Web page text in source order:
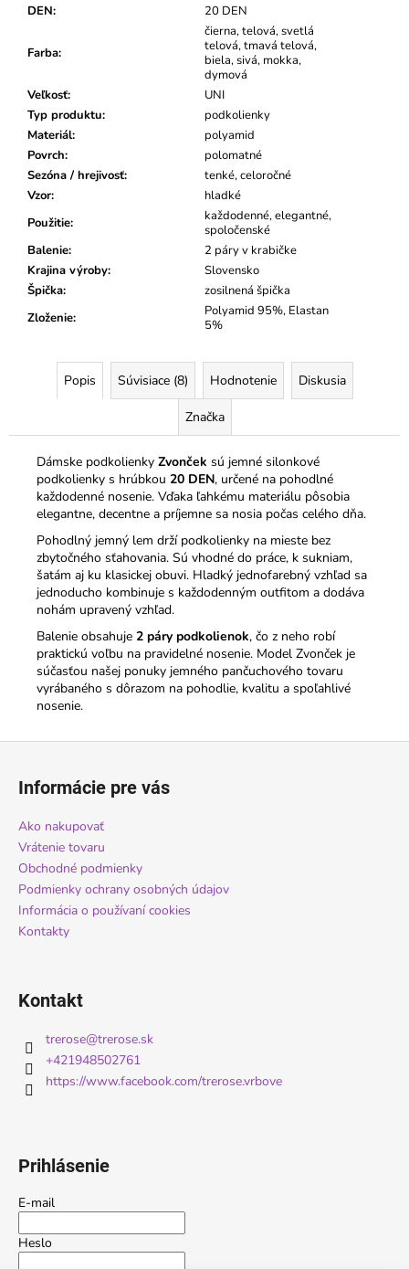
DEN: 20 DEN
Farba:
čierna, telová, svetlá
telová, tmavá telová,
biela, sivá, mokka,
dymová
Veľkosť:
UNI
Typ produktu:
podkolienky
Materiál:
polyamid
Povrch:
polomatné
Sezóna / hrejivosť:
tenké, celoročné
Vzor:
hladké
Použitie:
každodenné, elegantné,
spoločenské
Balenie:
2 páry v krabičke
Krajina výroby:
Slovensko
Špička:
zosilnená špička
Zloženie:
Polyamid 95%, Elastan
5%
Popis Súvisiace (8) Hodnotenie Diskusia
Značka
Dámske podkolienky Zvonček sú jemné silonkové
podkolienky s hrúbkou 20 DEN, určené na pohodlné
každodenné nosenie. Vďaka ľahkému materiálu pôsobia
elegantne, decentne a príjemne sa nosia počas celého dňa.
Pohodlný jemný lem drží podkolienky na mieste bez
zbytočného sťahovania. Sú vhodné do práce, k sukniam,
šatám aj ku klasickej obuvi. Hladký jednofarebný vzhľad sa
jednoducho kombinuje s každodenným outfitom a dodáva
nohám upravený vzhľad.
Balenie obsahuje 2 páry podkolienok, čo z neho robí
praktickú voľbu na pravidelné nosenie. Model Zvonček je
súčasťou našej ponuky jemného pančuchového tovaru
vyrábaného s dôrazom na pohodlie, kvalitu a spoľahlivé
nosenie.
Informácie pre vás
Ako nakupovať
Vrátenie tovaru
Obchodné podmienky
Podmienky ochrany osobných údajov
Informácia o používaní cookies
Kontakty
Kontakt
trerose@trerose.sk
+421948502761
https://www.facebook.com/trerose.vrbove
Prihlásenie
E-mail
Heslo